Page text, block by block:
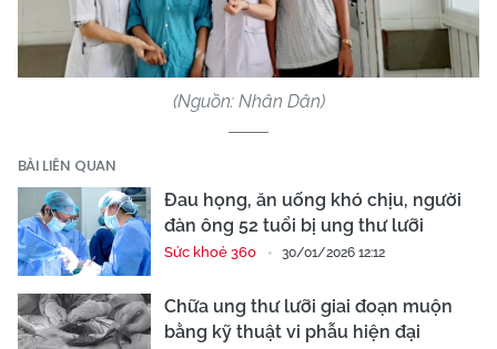
Video
(Nguồn: Nhân Dân)
BÀI LIÊN QUAN
Đau họng, ăn uống khó chịu, người
đàn ông 52 tuổi bị ung thư lưỡi
Sức khoẻ 360 30/01/2026 12:12
Chữa ung thư lưỡi giai đoạn muộn
bằng kỹ thuật vi phẫu hiện đại